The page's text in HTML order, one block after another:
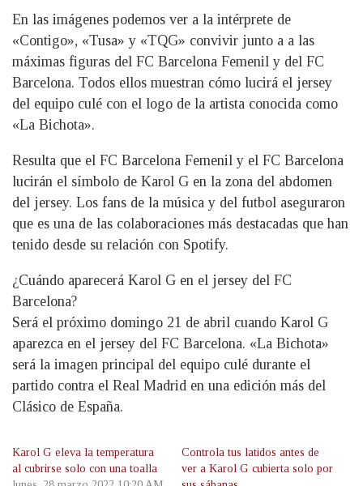
En las imágenes podemos ver a la intérprete de
«Contigo», «Tusa» y «TQG» convivir junto a a las
máximas figuras del FC Barcelona Femenil y del FC
Barcelona. Todos ellos muestran cómo lucirá el jersey
del equipo culé con el logo de la artista conocida como
«La Bichota».
Resulta que el FC Barcelona Femenil y el FC Barcelona
lucirán el símbolo de Karol G en la zona del abdomen
del jersey. Los fans de la música y del futbol aseguraron
que es una de las colaboraciones más destacadas que han
tenido desde su relación con Spotify.
¿Cuándo aparecerá Karol G en el jersey del FC
Barcelona?
Será el próximo domingo 21 de abril cuando Karol G
aparezca en el jersey del FC Barcelona. «La Bichota»
será la imagen principal del equipo culé durante el
partido contra el Real Madrid en una edición más del
Clásico de España.
Karol G eleva la temperatura
al cubrirse solo con una toalla
Controla tus latidos antes de
ver a Karol G cubierta solo por